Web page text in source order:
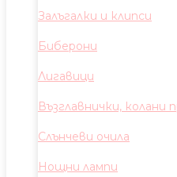
Залъгалки и клипси
Биберони
Лигавици
Възглавнички, колани
Слънчеви очила
Нощни лампи